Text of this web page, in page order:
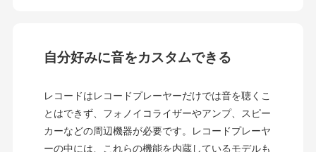
自分好みに音をカスタムできる
レコードはレコードプレーヤーだけでは音を聴くこ
とはできず、フォノイコライザーやアンプ、スピー
カーなどの周辺機器が必要です。レコードプレーヤ
ーの中には、これらの機能を内蔵しているモデルも